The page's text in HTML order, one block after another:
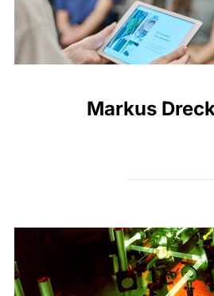
Markus